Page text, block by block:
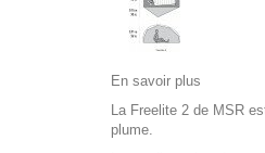
En savoir plus
La Freelite 2 de MSR
plume.